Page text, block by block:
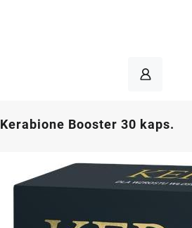
Kerabione Booster 30 kaps.